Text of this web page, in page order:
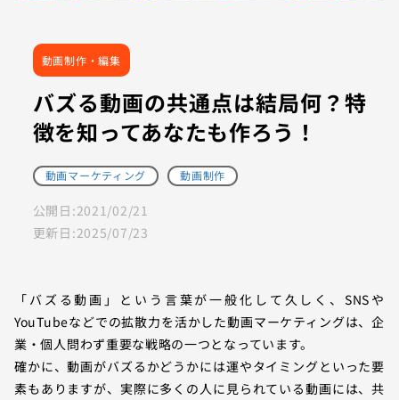
動画制作・編集
バズる動画の共通点は結局何？特
徴を知ってあなたも作ろう！
動画マーケティング 動画制作
公開日:2021/02/21
更新日:2025/07/23
「バズる動画」という言葉が一般化して久しく、SNSや
YouTubeなどでの拡散力を活かした動画マーケティングは、企
業・個人問わず重要な戦略の一つとなっています。
確かに、動画がバズるかどうかには運やタイミングといった要
素もありますが、実際に多くの人に見られている動画には、共